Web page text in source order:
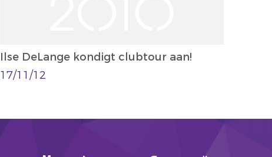
Ilse DeLange kondigt clubtour aan!
17/11/12